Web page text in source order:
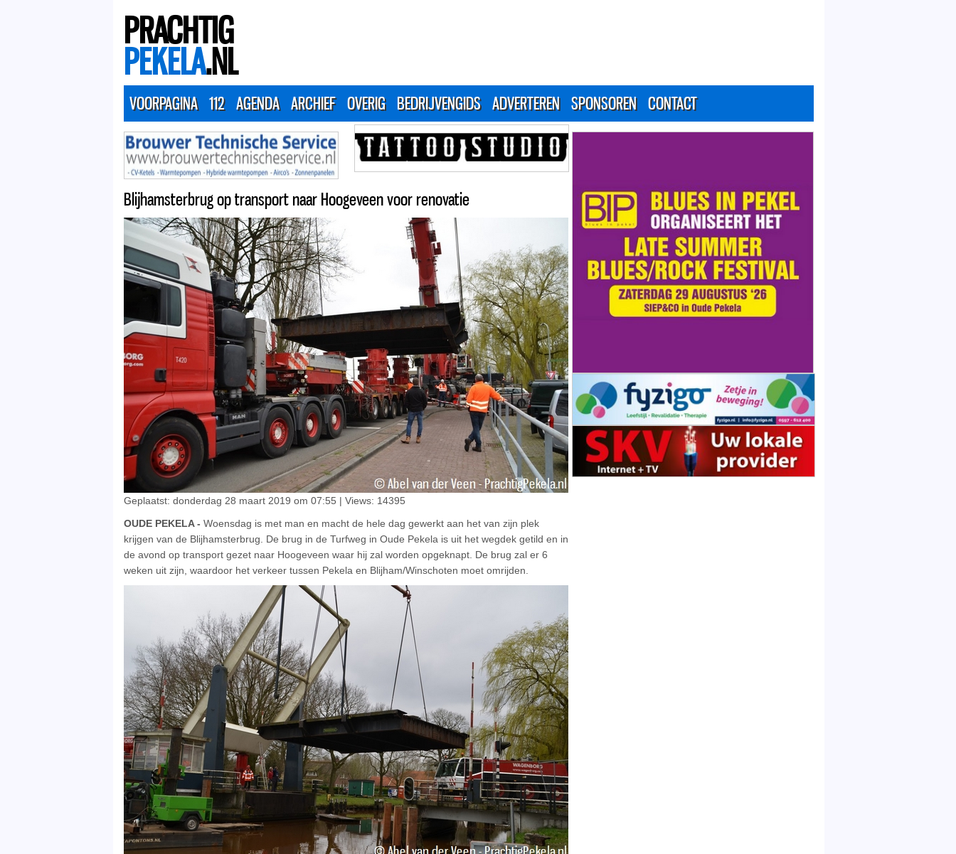
PRACHTIG
PEKELA.NL
VOORPAGINA 112 AGENDA ARCHIEF OVERIG BEDRIJVENGIDS ADVERTEREN SPONSOREN CONTACT
Blijhamsterbrug op transport naar Hoogeveen voor renovatie
Geplaatst: donderdag 28 maart 2019 om 07:55 | Views: 14395
OUDE PEKELA - Woensdag is met man en macht de hele dag gewerkt aan het van zijn plek
krijgen van de Blijhamsterbrug. De brug in de Turfweg in Oude Pekela is uit het wegdek getild en in
de avond op transport gezet naar Hoogeveen waar hij zal worden opgeknapt. De brug zal er 6
weken uit zijn, waardoor het verkeer tussen Pekela en Blijham/Winschoten moet omrijden.